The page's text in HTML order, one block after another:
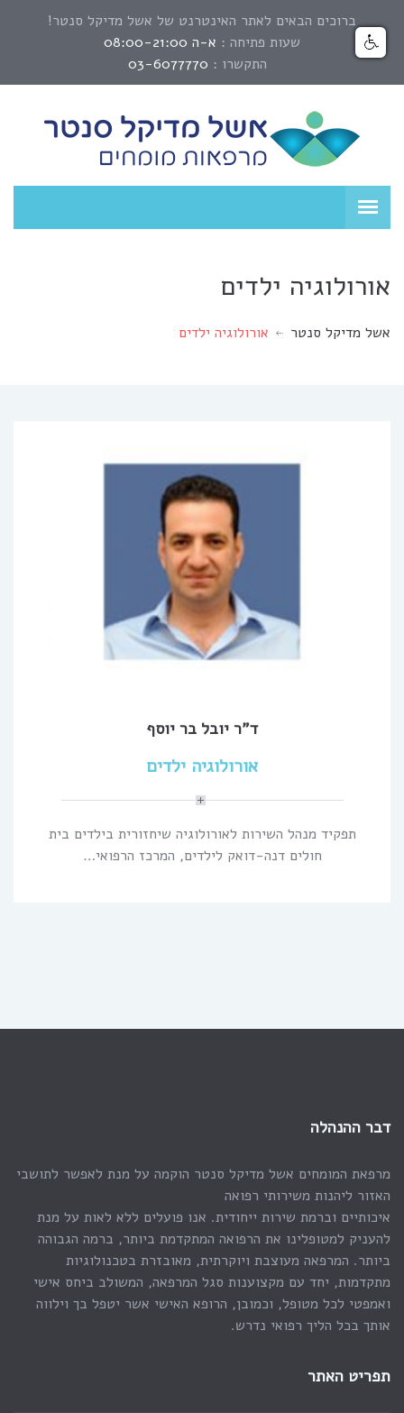
ברוכים הבאים לאתר האינטרנט של אשל מדיקל סנטר!
שעות פתיחה : א-ה 08:00-21:00
התקשרו : 03-6077770
אורולוגיה ילדים
אשל מדיקל סנטר אורולוגיה ילדים
ד”ר יובל בר יוסף
אורולוגיה ילדים
תפקיד מנהל השירות לאורולוגיה שיחזורית בילדים בית
חולים דנה-דואק לילדים, המרכז הרפואי…
דבר ההנהלה
מרפאת המומחים אשל מדיקל סנטר הוקמה על מנת לאפשר לתושבי
האזור ליהנות משירותי רפואה
איכותיים וברמת שירות ייחודית. אנו פועלים ללא לאות על מנת
להעניק למטופלינו את הרפואה המתקדמת ביותר, ברמה הגבוהה
ביותר. המרפאה מעוצבת ויוקרתית, מאובזרת בטכנולוגיות
מתקדמות, יחד עם מקצוענות סגל המרפאה, המשולב ביחס אישי
ואמפטי לכל מטופל, וכמובן, הרופא האישי אשר יטפל בך וילווה
אותך בכל הליך רפואי נדרש.
תפריט האתר